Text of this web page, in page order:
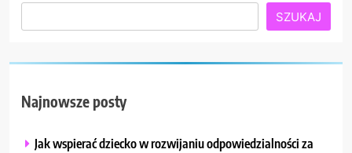
SZUKAJ
Najnowsze posty
Jak wspierać dziecko w rozwijaniu odpowiedzialności za